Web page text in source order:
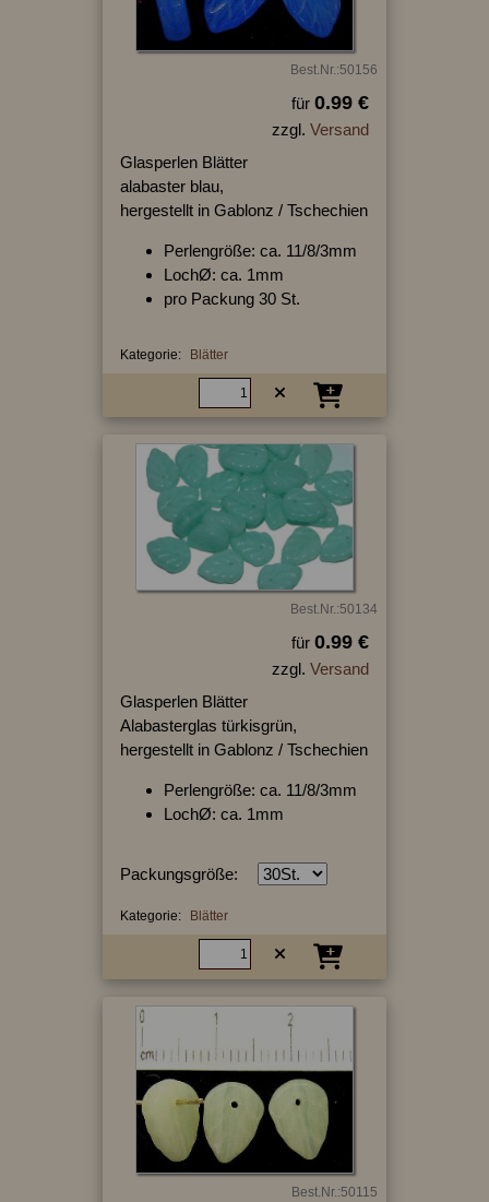
Best.Nr.:50156
für 0.99 €
zzgl. Versand
Glasperlen Blätter
alabaster blau,
hergestellt in Gablonz / Tschechien
Perlengröße: ca. 11/8/3mm
LochØ: ca. 1mm
pro Packung 30 St.
Kategorie: Blätter
Best.Nr.:50134
für 0.99 €
zzgl. Versand
Glasperlen Blätter
Alabasterglas türkisgrün,
hergestellt in Gablonz / Tschechien
Perlengröße: ca. 11/8/3mm
LochØ: ca. 1mm
Packungsgröße:
Kategorie: Blätter
Best.Nr.:50115